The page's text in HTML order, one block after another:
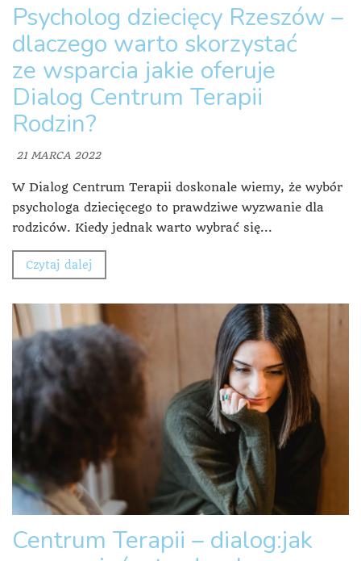
Psycholog dziecięcy Rzeszów –
dlaczego warto skorzystać
ze wsparcia jakie oferuje
Dialog Centrum Terapii
Rodzin?
21 MARCA 2022
W Dialog Centrum Terapii doskonale wiemy, że wybór
psychologa dziecięcego to prawdziwe wyzwanie dla
rodziców. Kiedy jednak warto wybrać się...
Czytaj dalej
Centrum Terapii – dialog:jak